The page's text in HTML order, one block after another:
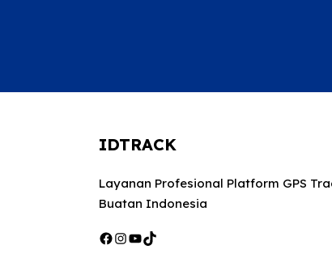
IDTRACK
Layanan Profesional Platform GPS
Buatan Indonesia
Facebook
Instagram
YouTube
TikTok